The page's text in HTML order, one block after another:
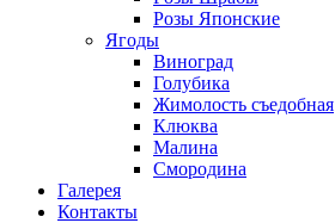
Розы Японские
Ягоды
Виноград
Голубика
Жимолость съедобная
Клюква
Малина
Смородина
Галерея
Контакты